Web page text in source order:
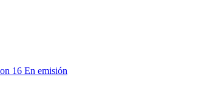
16 En emisión